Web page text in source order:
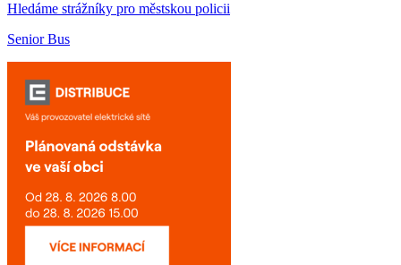
Hledáme strážníky pro městskou policii
Senior Bus